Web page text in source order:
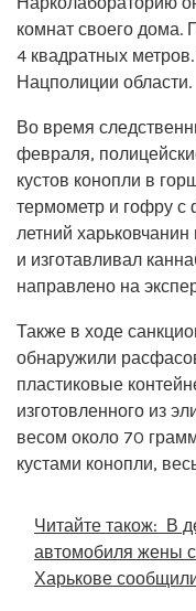
комнат своего
4 квадратных
Нацполиции области.
Во время
февраля,
кустов конопли в
термометр и гофру с
летний
и изготавливал
направлено на
Также в ходе
обнаружили
пластиковые
изготовленного из
весом около 70
кустами конопли,
Читайте також: В
автомобиля жены
Харькове